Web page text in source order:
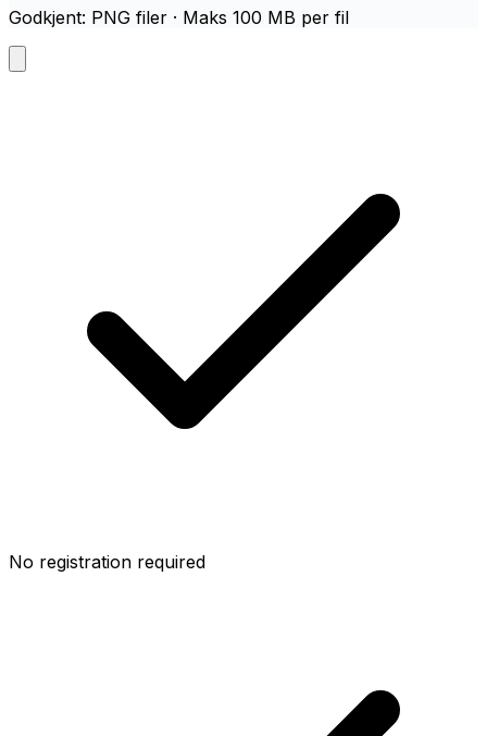
Godkjent: PNG filer · Maks 100 MB per fil
No registration required